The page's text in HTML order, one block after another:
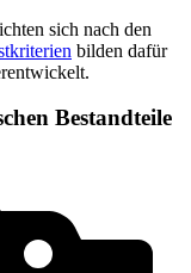
sich nach den
bilden dafür
Bestandteile